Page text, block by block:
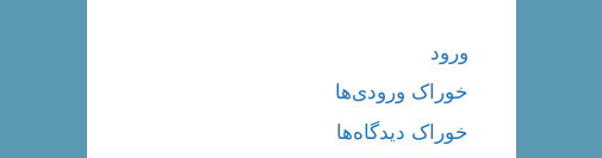
ورود
خوراک ورودی‌ها
خوراک دیدگاه‌ها